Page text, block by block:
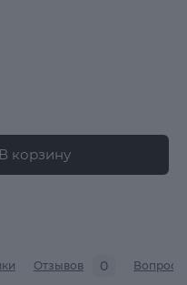
В корзину
Отзывов 0 Вопросы